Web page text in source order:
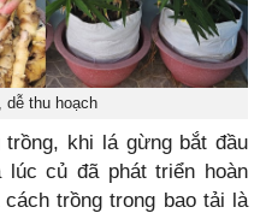
dễ thu hoạch
trồng, khi lá gừng bắt đầu
lúc củ đã phát triển hoàn
trồng trong bao tải là